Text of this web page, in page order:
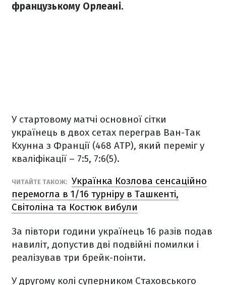
французькому Орлеані.
У стартовому матчі основної сітки
українець в двох сетах переграв Ван-Так
Кхунна з Франції (468 ATP), який переміг у
кваліфікації – 7:5, 7:6(5).
ЧИТАЙТЕ ТАКОЖ: Українка Козлова сенсаційно
перемогла в 1/16 турніру в Ташкенті,
Світоліна та Костюк вибули
За півтори години українець 16 разів подав
навиліт, допустив дві подвійні помилки і
реалізував три брейк-поінти.
У другому колі суперником Стаховського